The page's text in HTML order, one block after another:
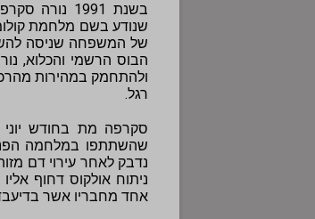
בשנת
שנודע בשם מלחמת
של המשפחה שניסה
הבוס הרשמי והכלוא,
ולהתחמק במהירות
רגל.
ניתוח אולקוס דחוף
אחד מחבריו אשר